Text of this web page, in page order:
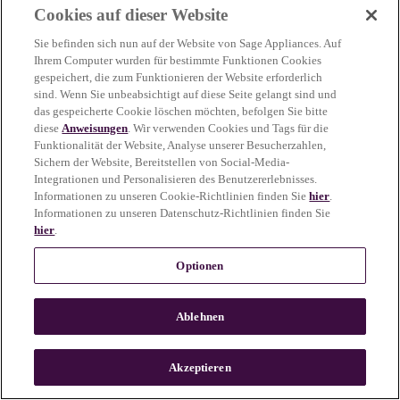
more information)
n
Cookies auf dieser Website
Sie befinden sich nun auf der Website von Sage Appliances. Auf
Ihrem Computer wurden für bestimmte Funktionen Cookies
gespeichert, die zum Funktionieren der Website erforderlich
sind. Wenn Sie unbeabsichtigt auf diese Seite gelangt sind und
das gespeicherte Cookie löschen möchten, befolgen Sie bitte
dieseAnweisungen. Wir verwenden Cookies und Tags für die
Funktionalität der Website, Analyse unserer Besucherzahlen,
Sichern der Website, Bereitstellen von Social-Media-
Integrationen und Personalisieren des Benutzererlebnisses.
Informationen zu unseren Cookie-Richtlinien finden Siehier.
Informationen zu unseren Datenschutz-Richtlinien finden Sie
hier.
Optionen
Ablehnen
Akzeptieren